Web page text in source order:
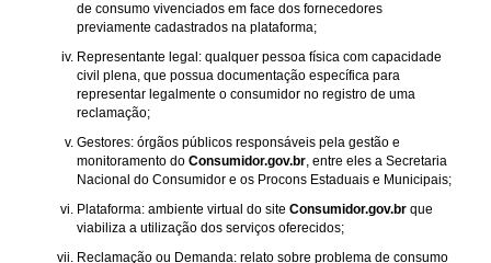
de consumo vivenciados em face dos fornecedores
previamente cadastrados na plataforma;
Representante legal: qualquer pessoa física com capacidade
civil plena, que possua documentação específica para
representar legalmente o consumidor no registro de uma
reclamação;
Gestores: órgãos públicos responsáveis pela gestão e
monitoramento do Consumidor.gov.br, entre eles a Secretaria
Nacional do Consumidor e os Procons Estaduais e Municipais;
Plataforma: ambiente virtual do site Consumidor.gov.br que
viabiliza a utilização dos serviços oferecidos;
Reclamação ou Demanda: relato sobre problema de consumo